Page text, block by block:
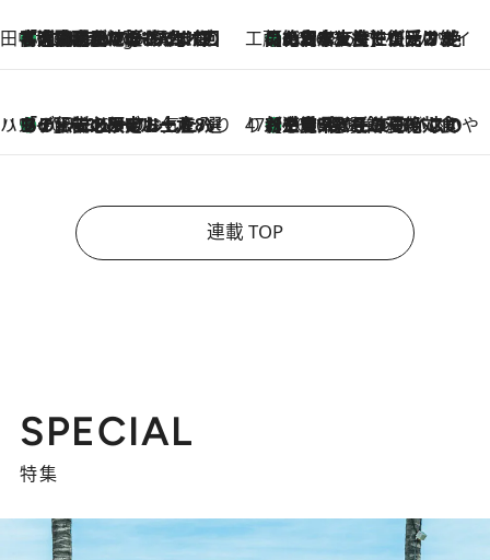
田中稲の勝手に再ブーム
4 Hours Ago
「湘南乃風に憧れて」観客大盛上がりの“タオル回し”に、ラッパー顔負けの高速歌唱まで…さだまさし（74）のアグレッシブすぎる現在地 工藤まやのおもてなしハワイ
2026.8.6
【ハワイ土産】ローカルの絶大な支持で復活！ 絶品の幻クッキー《元ファンの日本人女性が受け継いだ名店》
ハワイ賢者 リサのお気に入りリスト2026.8.6
あの伝説の限定トートも！ リニューアルした「ディーン＆デルーカ ハワイ」で必須のお土産8選 47都道府県の手みやげ ひんやりスイーツで夏を満喫
2026.8.6
【三重県】この夏絶対食べたい 冷やしておいしいおやつ3選 お餅×アイスの新感覚スイーツ
連載 TOP
SPECIAL
特集